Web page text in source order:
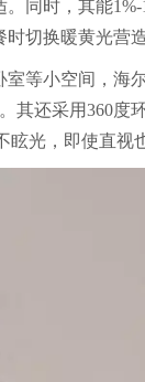
同时，其能
切换暖黄光营造
等小空间，海
其还采用360度
光，即使直视